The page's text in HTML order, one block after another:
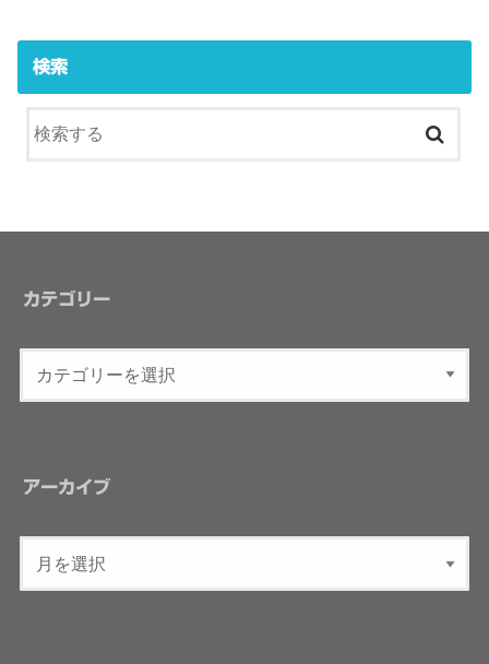
検索
カテゴリー
アーカイブ